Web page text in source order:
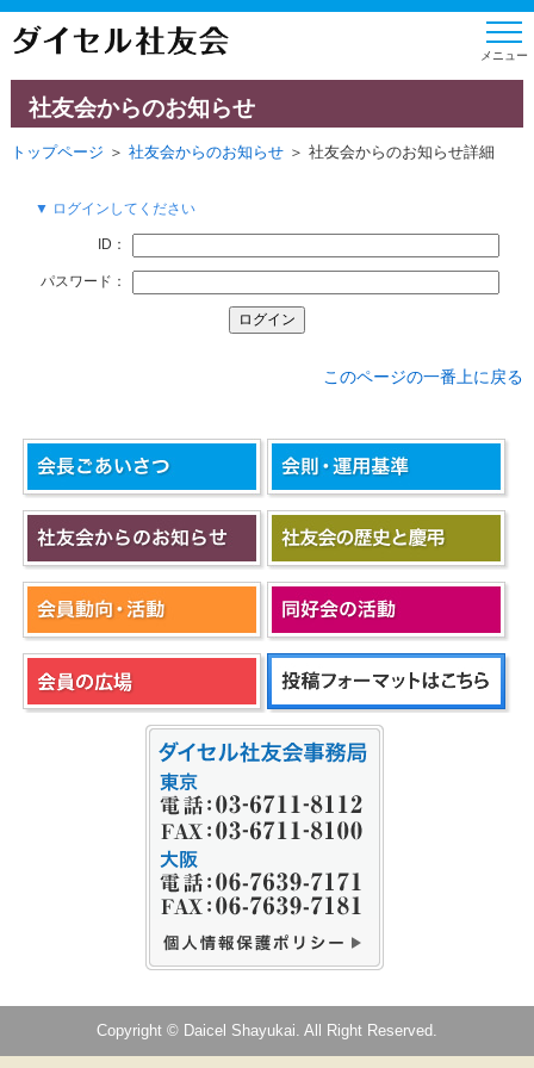
社友会からのお知らせ
トップページ ＞ 社友会からのお知らせ＞ 社友会からのお知らせ詳細
▼ ログインしてください
ID：
パスワード：
このページの一番上に戻る
Copyright © Daicel Shayukai. All Right Reserved.